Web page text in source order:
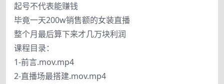
起号不代表能赚钱
毕竟一天200w销售额的女装直播
整个月最后算下来才几万块利润
课程目录：
1-前言.mov.mp4
2-直播场最搭建.mov.mp4